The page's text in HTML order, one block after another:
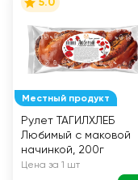
Местный продукт
Рулет ТАГИЛХЛЕБ
Любимый с маковой
начинкой, 200г
Цена за 1 шт